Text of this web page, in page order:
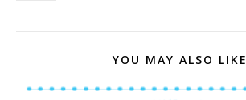
YOU MAY ALSO LIKE